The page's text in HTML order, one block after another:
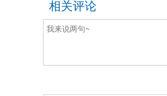
相关评论